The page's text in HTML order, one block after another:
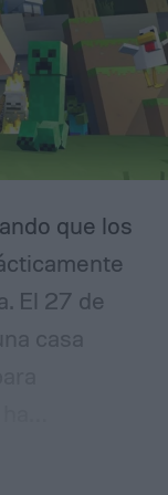
en el sitio
ET.
que los
El 27 de
casa
de
con